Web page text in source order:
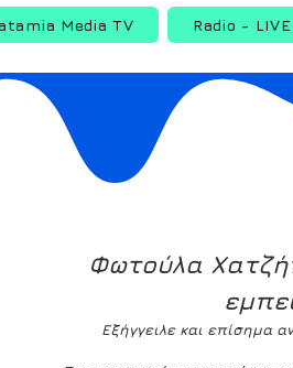
Media TV Radio - LIVE
Φωτούλα
Εξήγγειλε και επίσημα